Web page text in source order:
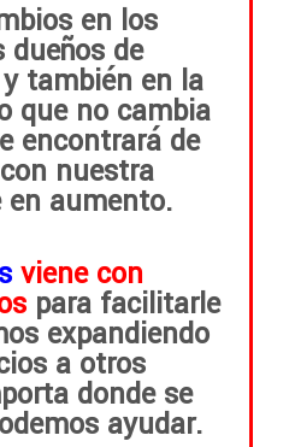
en los
dueños de
también en la
que no cambia
encontrará de
nuestra
en aumento.
viene con
para facilitarle
expandiendo
a otros
donde se
ayudar.